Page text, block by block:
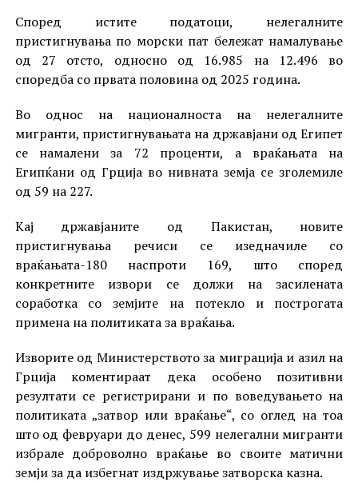
Според истите податоци, нелегалните
пристигнувања по морски пат бележат намалување
од 27 отсто, односно од 16.985 на 12.496 во
споредба со првата половина од 2025 година.
Во однос на националноста на нелегалните
мигранти, пристигнувањата на државјани од Египет
се намалени за 72 проценти, а враќањата на
Египќани од Грција во нивната земја се зголемиле
од 59 на 227.
Кај државјаните од Пакистан, новите
пристигнувања речиси се изедначиле со
враќањата-180 наспроти 169, што според
конкретните извори се должи на засилената
соработка со земјите на потекло и построгата
примена на политиката за враќања.
Изворите од Министерството за миграција и азил на
Грција коментираат дека особено позитивни
резултати се регистрирани и по воведувањето на
политиката „затвор или враќање“, со оглед на тоа
што од февруари до денес, 599 нелегални мигранти
избрале доброволно враќање во своите матични
земји за да избегнат издржување затворска казна.